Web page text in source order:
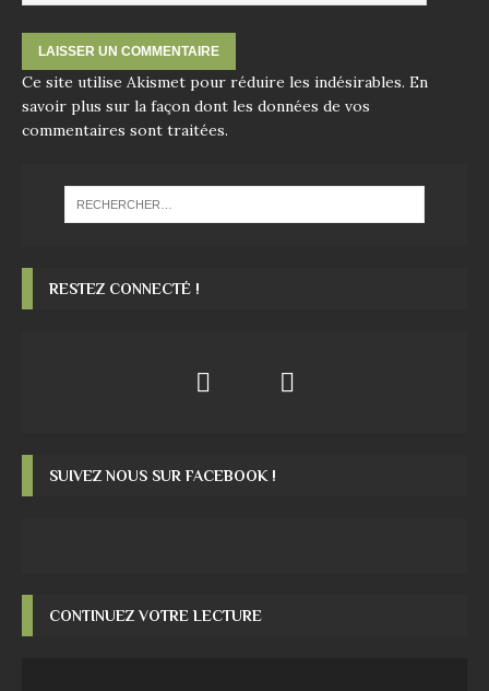
Ce site utilise Akismet pour réduire les indésirables. En
savoir plus sur la façon dont les données de vos
commentaires sont traitées.
RESTEZ CONNECTÉ !
SUIVEZ NOUS SUR FACEBOOK !
CONTINUEZ VOTRE LECTURE